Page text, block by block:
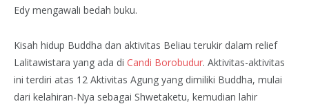
Edy mengawali bedah buku.
Kisah hidup Buddha dan aktivitas Beliau terukir dalam relief
Lalitawistara yang ada di Candi Borobudur. Aktivitas-aktivitas
ini terdiri atas 12 Aktivitas Agung yang dimiliki Buddha, mulai
dari kelahiran-Nya sebagai Shwetaketu, kemudian lahir